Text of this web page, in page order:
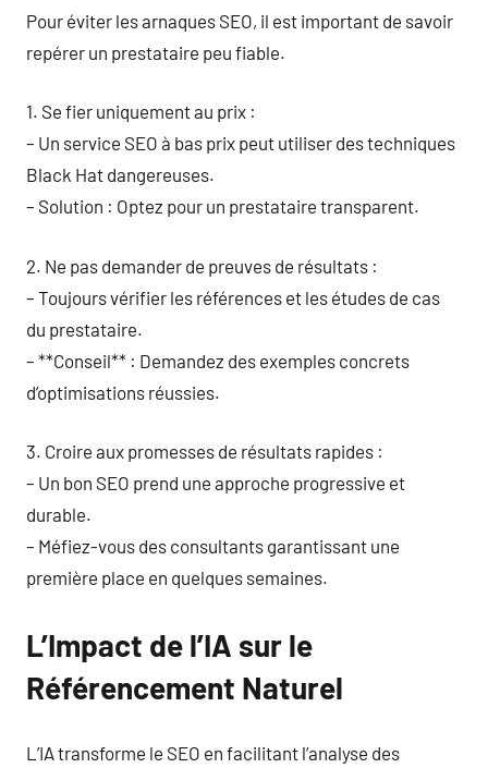
Pour éviter les arnaques SEO, il est important de savoir
repérer un prestataire peu fiable.
1. Se fier uniquement au prix :
– Un service SEO à bas prix peut utiliser des techniques
Black Hat dangereuses.
– Solution : Optez pour un prestataire transparent.
2. Ne pas demander de preuves de résultats :
– Toujours vérifier les références et les études de cas
du prestataire.
– **Conseil** : Demandez des exemples concrets
d’optimisations réussies.
3. Croire aux promesses de résultats rapides :
– Un bon SEO prend une approche progressive et
durable.
– Méfiez-vous des consultants garantissant une
première place en quelques semaines.
L’Impact de l’IA sur le
Référencement Naturel
L’IA transforme le SEO en facilitant l’analyse des